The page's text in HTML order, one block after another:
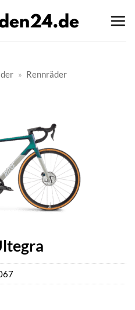
» Rennräder